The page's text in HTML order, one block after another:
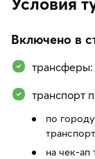
Включено в
транспорт
по
на чек-ап